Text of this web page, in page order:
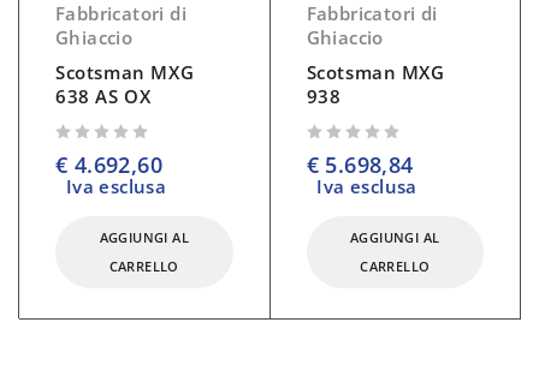
Fabbricatori di
Ghiaccio
Scotsman MXG
638 AS OX
€ 4.692,60
Iva esclusa
AGGIUNGI AL
CARRELLO
Fabbricatori di
Ghiaccio
Scotsman MXG
938
€5.698,84
Iva esclusa
AGGIUNGI AL
CARRELLO